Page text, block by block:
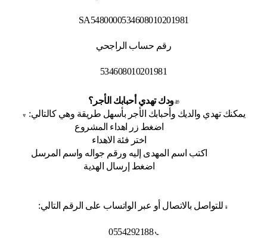
SA5480000534608010201981
رقم حساب الراجحي
534608010201981
🎁ودك تهدي أحبابك الأجر؟
يمكنك تهدي والديك وأحبابك الأجر بأسهل طريقة وهي كالتالي:
🔽
اضغط زر اهداء المشروع
اختر فئة الاهداء
اكتب اسم المهدى إليه ورقم جواله واسم المرسل
اضغط إرسال الهدية
📱 للتواصل بالاتصال أو عبر الواتساب على الرقم التالي:
📞
0554292188